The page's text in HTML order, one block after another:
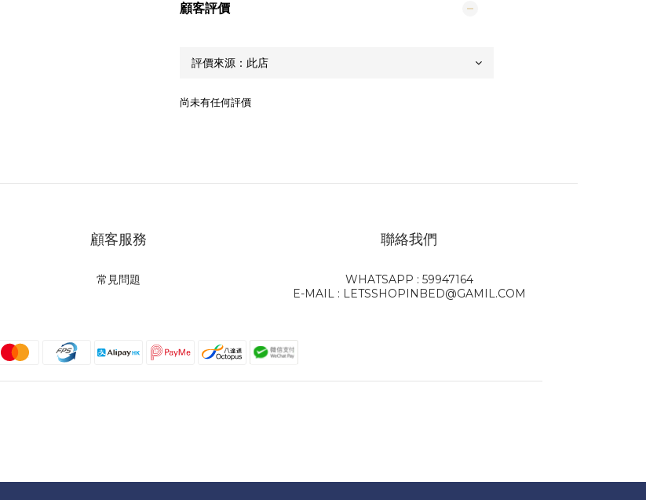
顧客評價
尚未有任何評價
顧客服務
常見問題
聯絡我們
WHATSAPP : 59947164
E-MAIL : LETSSHOPINBED@GAMIL.COM